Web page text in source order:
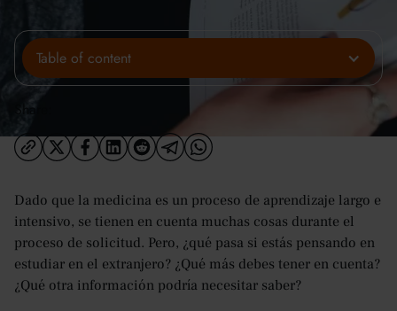
Table of content
Share:
Dado que la medicina es un proceso de aprendizaje largo e
intensivo, se tienen en cuenta muchas cosas durante el
proceso de solicitud. Pero, ¿qué pasa si estás pensando en
estudiar en el extranjero? ¿Qué más debes tener en cuenta?
¿Qué otra información podría necesitar saber?